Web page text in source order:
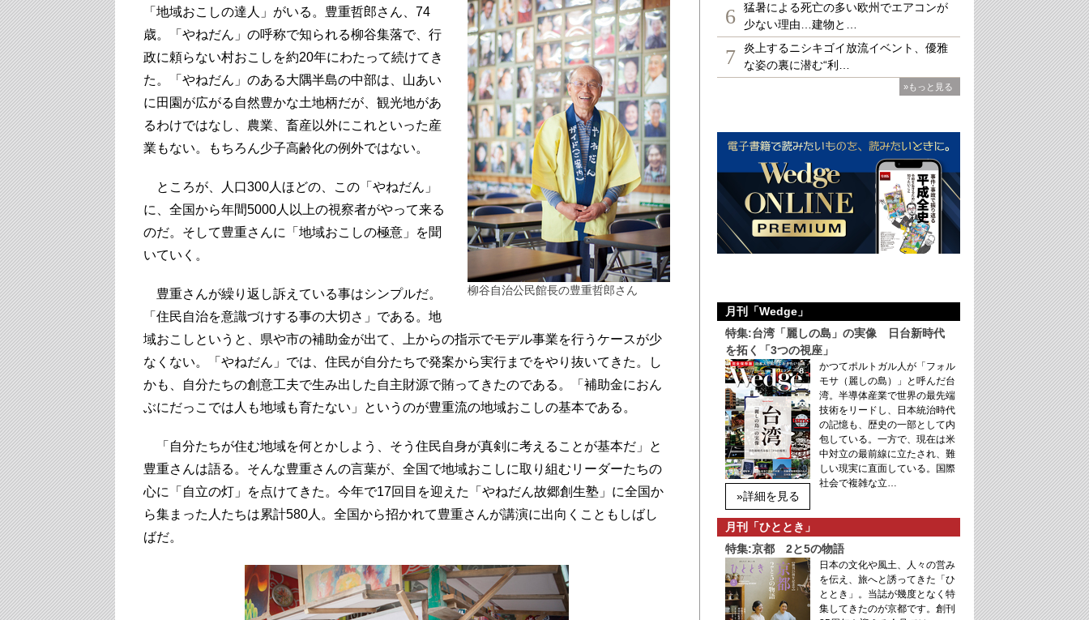
柳谷自治公民館長の豊重哲郎さん
「地域おこしの達人」がいる。豊重哲郎さん、74
歳。「やねだん」の呼称で知られる柳谷集落で、行
政に頼らない村おこしを約20年にわたって続けてき
た。「やねだん」のある大隅半島の中部は、山あい
に田園が広がる自然豊かな土地柄だが、観光地があ
るわけではなし、農業、畜産以外にこれといった産
業もない。もちろん少子高齢化の例外ではない。
ところが、人口300人ほどの、この「やねだん」
に、全国から年間5000人以上の視察者がやって来る
のだ。そして豊重さんに「地域おこしの極意」を聞
いていく。
豊重さんが繰り返し訴えている事はシンプルだ。
「住民自治を意識づけする事の大切さ」である。地
域おこしというと、県や市の補助金が出て、上からの指示でモデル事業を行うケースが少
なくない。「やねだん」では、住民が自分たちで発案から実行までをやり抜いてきた。し
かも、自分たちの創意工夫で生み出した自主財源で賄ってきたのである。「補助金におん
ぶにだっこでは人も地域も育たない」というのが豊重流の地域おこしの基本である。
「自分たちが住む地域を何とかしよう、そう住民自身が真剣に考えることが基本だ」と
豊重さんは語る。そんな豊重さんの言葉が、全国で地域おこしに取り組むリーダーたちの
心に「自立の灯」を点けてきた。今年で17回目を迎えた「やねだん故郷創生塾」に全国か
ら集まった人たちは累計580人。全国から招かれて豊重さんが講演に出向くこともしばし
ばだ。
6
猛暑による死亡の多い欧州でエアコンが
少ない理由…建物と…
7
炎上するニシキゴイ放流イベント、優雅
な姿の裏に潜む“利…
»もっと見る
月刊「Wedge」
特集:台湾「麗しの島」の実像 日台新時代
を拓く「3つの視座」
»詳細を見る
かつてポルトガル人が「フォル
モサ（麗しの島）」と呼んだ台
湾。半導体産業で世界の最先端
技術をリードし、日本統治時代
の記憶も、歴史の一部として内
包している。一方で、現在は米
中対立の最前線に立たされ、難
しい現実に直面している。国際
社会で複雑な立…
月刊「ひととき」
特集:京都 2と5の物語
日本の文化や風土、人々の営み
を伝え、旅へと誘ってきた「ひ
ととき」。当誌が幾度となく特
集してきたのが京都です。創刊